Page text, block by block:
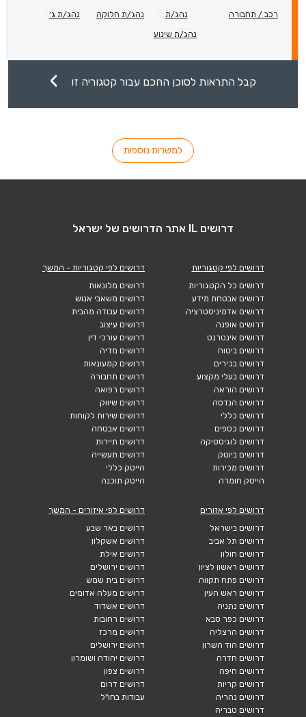
רכב / תחבורה נהג/ת נהג/ת חלוקה נהג/ת ג'
נהג/ת שינוע
קבל התראות לסוכן החכם עבור קטגוריה זו
למשרות נוספות
דרושים IL אתר הדרושים של ישראל
דרושים לפי קטגוריות
דרושים כל הקטגוריות
דרושים אבטחת מידע
דרושים אדמיניסטרציה
דרושים אופנה
דרושים אינטרנט
דרושים ביטוח
דרושים בכירים
דרושים בעלי מקצוע
דרושים הוראה
דרושים הנדסה
דרושים כללי
דרושים כספים
דרושים לוגיסטיקה
דרושים ביוטק
דרושים מכירות
הייטק חומרה
דרושים לפי קטגוריות - המשך
דרושים מלונאות
דרושים משאבי אנוש
דרושים עבודה מהבית
דרושים עיצוב
דרושים עורכי דין
דרושים מדיה
דרושים קמעונאות
דרושים תחבורה
דרושים רפואה
דרושים שיווק
דרושים שירות לקוחות
דרושים אבטחה
דרושים תיירות
דרושים תעשייה
הייטק כללי
הייטק תוכנה
דרושים לפי אזורים
דרושים בישראל
דרושים תל אביב
דרושים חולון
דרושים ראשון לציון
דרושים פתח תקווה
דרושים ראש העין
דרושים נתניה
דרושים כפר סבא
דרושים הרצליה
דרושים הוד השרון
דרושים חדרה
דרושים חיפה
דרושים קריות
דרושים נהריה
דרושים טבריה
דרושים לפי איזורים - המשך
דרושים באר שבע
דרושים אשקלון
דרושים אילת
דרושים ירושלים
דרושים בית שמש
דרושים מעלה אדומים
דרושים אשדוד
דרושים רחובות
דרושים מרכז
דרושים ירושלים
דרושים יהודה ושומרון
דרושים צפון
דרושים דרום
עבודות בחו"ל